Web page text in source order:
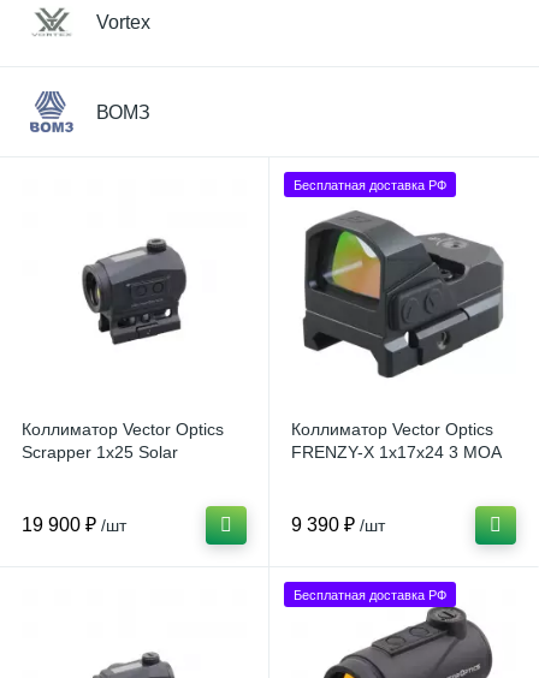
Vortex
ВОМЗ
Коллиматор Vector Optics
Scrapper 1x25 Solar
19 900 ₽ /шт
Бесплатная доставка РФ
Коллиматор Vector Optics
FRENZY-X 1x17x24 3 MOA
9 390 ₽ /шт
Бесплатная доставка РФ